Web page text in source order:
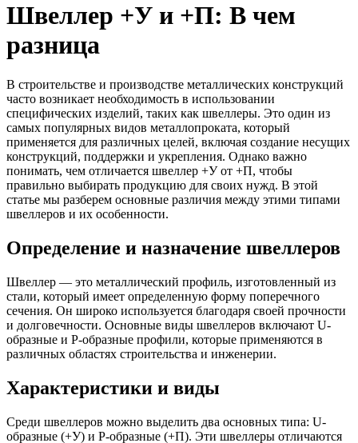
электросварные
AISI
электросварные
AISI
квадратные
Трубы
нержавеющие
электросварные
AISI
Трубы
нержавеющие
перфорированные
бесшовные
алюминиевый
Плита
(вентиляционный)
Тавр
алюминиевый
Труба
алюминиевая
Уголок
алюминиевый
Фольга
алюминиевая
алюминиевый
алюминиевая
Шестигранник
латунный
Квадрат
латунный
Круг
(пруток)
Лента
Лист
латунный
Отводы
Трубы
PP-R
Фланцы
стальные
Заглушки
стальные
Тройники
стальные
шуруп-
Опоры
стальные
и
товары
Швеллер +У и +П: В чем
разница
В строительстве и производстве металлических конструкций
часто возникает необходимость в использовании
специфических изделий, таких как швеллеры. Это один из
самых популярных видов металлопроката, который
применяется для различных целей, включая создание несущих
конструкций, поддержки и укрепления. Однако важно
понимать, чем отличается швеллер +У от +П, чтобы
правильно выбирать продукцию для своих нужд. В этой
статье мы разберем основные различия между этими типами
швеллеров и их особенности.
Определение и назначение швеллеров
Швеллер — это металлический профиль, изготовленный из
стали, который имеет определенную форму поперечного
сечения. Он широко используется благодаря своей прочности
и долговечности. Основные виды швеллеров включают U-
образные и P-образные профили, которые применяются в
различных областях строительства и инженерии.
Характеристики и виды
Среди швеллеров можно выделить два основных типа: U-
образные (+У) и P-образные (+П). Эти швеллеры отличаются